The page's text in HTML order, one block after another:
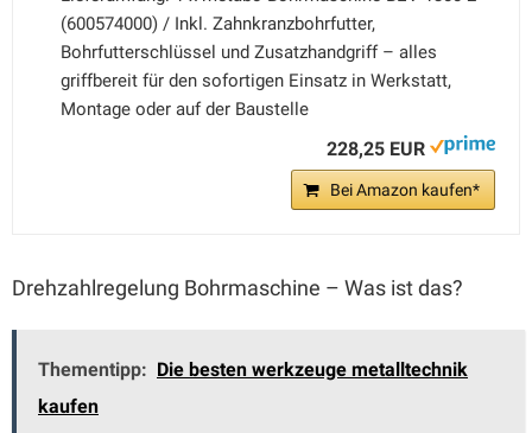
(600574000) / Inkl. Zahnkranzbohrfutter,
Bohrfutterschlüssel und Zusatzhandgriff – alles
griffbereit für den sofortigen Einsatz in Werkstatt,
Montage oder auf der Baustelle
228,25 EUR
Bei Amazon kaufen*
Drehzahlregelung Bohrmaschine – Was ist das?
Thementipp: Die besten werkzeuge metalltechnik
kaufen